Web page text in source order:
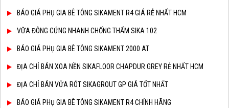
BÁO GIÁ PHỤ GIA BÊ TÔNG SIKAMENT R4 GIÁ RẺ NHẤT HCM
VỮA ĐÔNG CỨNG NHANH CHỐNG THẤM SIKA 102
BÁO GIÁ PHỤ GIA BÊ TÔNG SIKAMENT 2000 AT
ĐỊA CHỈ BÁN XOA NỀN SIKAFLOOR CHAPDUR GREY RẺ NHẤT HCM
ĐỊA CHỈ BÁN VỮA RÓT SIKAGROUT GP GIÁ TỐT NHẤT
BÁO GIÁ PHỤ GIA BÊ TÔNG SIKAMENT R4 CHÍNH HÃNG